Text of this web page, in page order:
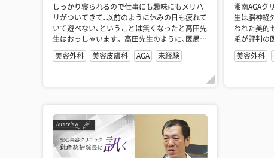
しっかり寝られるので仕事にも趣味にもメリハ
リがついてきて、以前のように休みの日も疲れて
いて遊べない、ということは無くなったと高田先
生はおっしゃいます。 高田先生のように、医局か
ら離れて自由診療で腕を磨...
美容外科 美容皮膚科 AGA 未経験
湘南AGAク
生は脳神経
われた美的
毛が評判の
リティ、毎
美容外科